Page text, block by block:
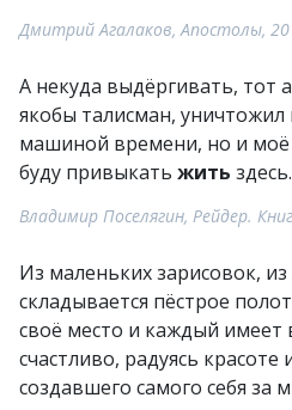
Дмитрий Агалаков, Апостолы,
А некуда выдёргивать, тот
якобы талисман, уничтожил
машиной времени, но и моё
буду привыкать жить здесь.
Владимир Поселягин, Рейдер.
Из маленьких зарисовок, из
складывается пёстрое
своё место и каждый имеет
счастливо, радуясь
создавшего самого себя за